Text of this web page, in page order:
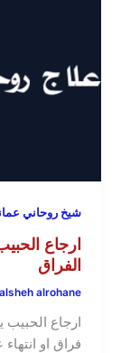
شيخ روحاني
ارجاع
الفراق
alsheh alrohane
ارجاع
فراق او